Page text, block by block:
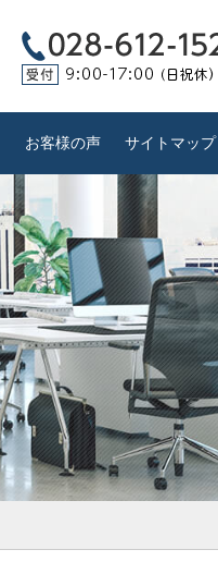
お客様の声 サイトマップ